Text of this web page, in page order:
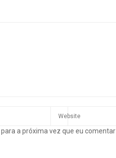
a próxima vez que eu comentar